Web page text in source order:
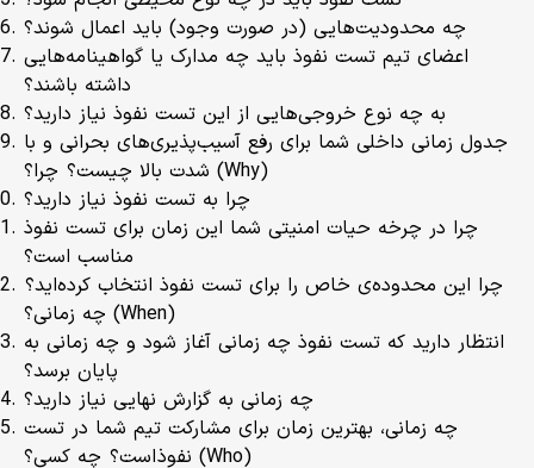
اعضای تیم تست نفوذ باید چه مدارک یا گواهینامه‌هایی
جدول زمانی داخلی شما برای رفع آسیب‌پذیری‌های بحرانی و با
شدت بالا چیست؟ چرا؟ (Why)
چرا در چرخه‌ حیات امنیتی شما این زمان برای تست نفوذ
چرا این محدوده‌ی خاص را برای تست نفوذ انتخاب کرده‌اید؟
چه زمانی؟ (When)
انتظار دارید که تست نفوذ چه زمانی آغاز شود و چه زمانی به
چه زمانی، بهترین زمان برای مشارکت تیم شما در تست
نفوذ است؟ چه کسی؟ (Who)